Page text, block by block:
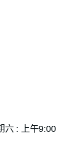
六 : 上午9:00